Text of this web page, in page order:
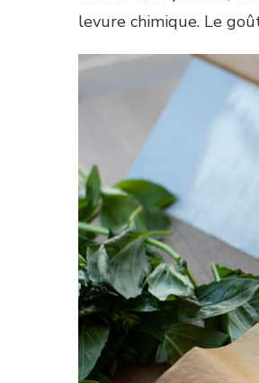
levure chimique. Le